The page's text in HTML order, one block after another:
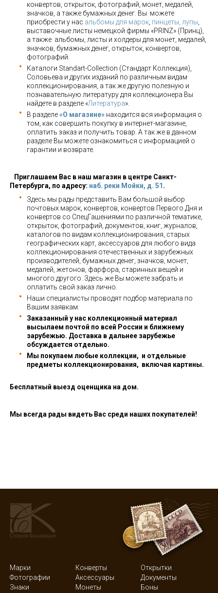
конвертов, открыток, фотографий, монет, медалей,
значков, а также бумажных денег. Вы можете
приобрести у нас альбомы для марок пинцеты, лупы
выставочные листы немецкой фирмы «PRINZ» (Принц),
а также альбомы, листы и холдеры для монет, медалей,
значков, бумажных денег, открыток, конвертов,
фотографий.
Каталоги Standart-Collection (Стандарт Коллекция),
Соловьева и других изданий по различным видам
коллекционирования, а так же другую полезную и
познавательную литературу для коллекционера Вы
найдете в разделе «Литература».
В разделе«О магазине» находится вся информация о
том, как совершить покупку в интернет-магазине,
оплатить заказ и получить товар. А так же в данном
разделе Вы можете ознакомиться с информацией о
гарантии и возврате.
Приглашаем Вас в наш магазин в центре Санкт-
Петербурга, по адресу: наб. реки Мойки, д. 51 .
Здесь мы рады представить Вам большой выбор
почтовых марок, конвертов, конвертов Первого Дня и
конвертов со СпецГашениями по различной тематике,
открыток, фотографий, документов, книг, журналов,
каталогов по видам коллекционирования, старых
географических карт, аксессуаров для любого вида
коллекционирования отечественных и зарубежных
производителей, бумажных денег, значков, монет,
медалей, жетонов, фарфора, старинных вещей и
многого другого. Здесь же Вы можете забрать и
оплатить свой заказ лично.
Наши специалисты проводят подбор материала по
Вашим заявкам.
Заказанный у нас коллекционный материал
высылаем почтой по всей России и ближнему
зарубежью. Доставка в дальнее зарубежье
обсуждается отдельно.
Мы покупаем любые коллекции, и отдельные
предметы коллекционирования, включая картины.
Бесплатный выезд оценщика на дом.
Мы всегда рады видеть Вас среди наших покупателей!
Марки Конверты
Открытки
Фотографии
Аксессуары
Документы
Знаки
Монеты Боны